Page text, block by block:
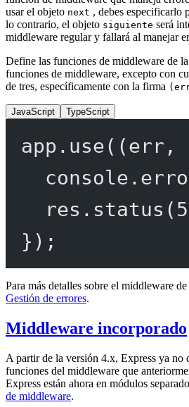
usar el objeto next , debes especificarlo
lo contrario, el objeto siguiente será
middleware regular y fallará al manejar
Define las funciones de middleware de
funciones de middleware, excepto con
de tres, específicamente con la firma
JavaScript TypeScript
app. use((err ,
console.
res. status (
});
Para más detalles sobre el middleware
Gestión de errores.
Middleware incorporado
A partir de la versión 4.x, Express ya no
funciones del middleware que
Express están ahora en módulos
de middleware.